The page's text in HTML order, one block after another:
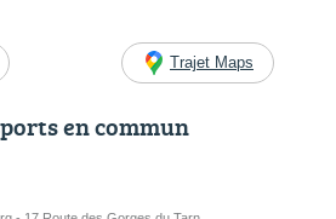
Trajet Maps
en commun